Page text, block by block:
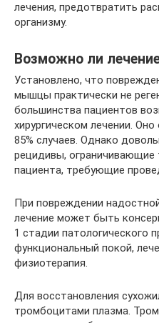
лечения, предотвратить
организму.
Возможно ли
Установлено, что
мышцы практически не
большинства пациентов
хирургическом лечении.
85% случаев. Однако
рецидивы, ограничивающие
пациента, требующие
При повреждении
лечение может быть
1 стадии патологического
функциональный покой,
физиотерапия.
Для восстановления
тромбоцитами плазма.